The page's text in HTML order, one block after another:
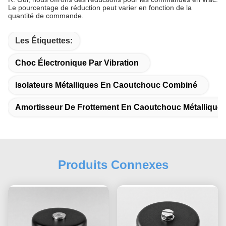
Le pourcentage de réduction peut varier en fonction de la
quantité de commande.
Les Étiquettes:
Choc Électronique Par Vibration
Isolateurs Métalliques En Caoutchouc Combiné
Amortisseur De Frottement En Caoutchouc Métallique
Produits Connexes